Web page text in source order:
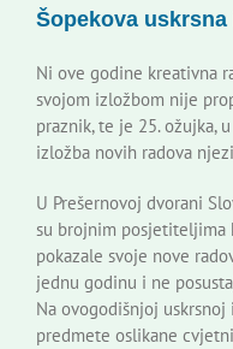
Korisne informacije
Šopekova uskrsna
Ni ove godine kreativna
svojom izložbom nije
praznik, te je 25. ožujka,
izložba novih radova
U Prešernovoj dvorani
su brojnim posjetiteljima
pokazale svoje nove
jednu godinu i ne
Na ovogodišnjoj
predmete oslikane